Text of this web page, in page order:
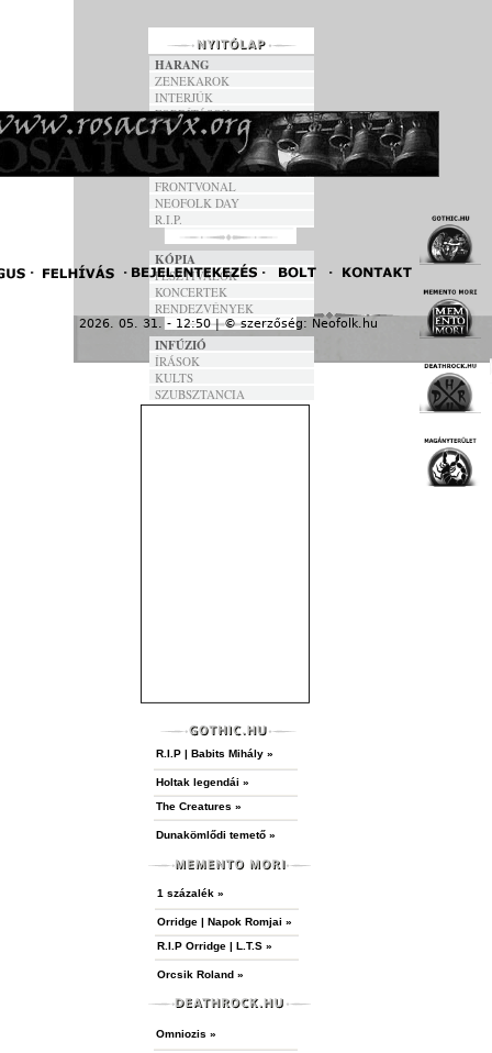
2026. 05. 31. - 12:50 | © szerzőség: Neofolk.hu «
HARANG
ZENEKAROK
INTERJÚK
FORDÍTÁSOK
DALSZÖVEGEK
ANNO
FRONTVONAL
NEOFOLK DAY
R.I.P.
KÓPIA
FESZTIVÁLOK
KONCERTEK
RENDEZVÉNYEK
INFÚZIÓ
ÍRÁSOK
KULTS
SZUBSZTANCIA
R.I.P | Babits Mihály »
Holtak legendái »
The Creatures »
Dunakömlődi temető »
1 százalék »
Orridge | Napok Romjai »
R.I.P Orridge | L.T.S »
Orcsik Roland »
Omniozis »